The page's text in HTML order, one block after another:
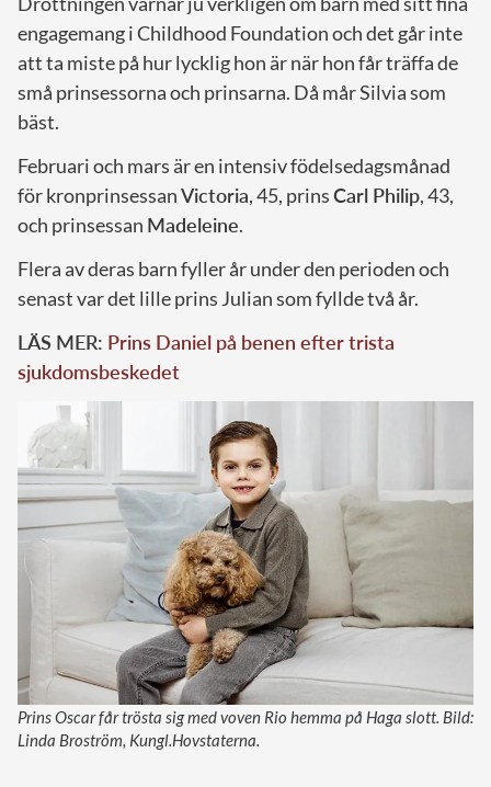
engagemang i Childhood Foundation och det går inte
att ta miste på hur lycklig hon är när hon får träffa de
små prinsessorna och prinsarna. Då mår Silvia som
bäst.
Februari och mars är en intensiv födelsedagsmånad
för kronprinsessanVictoria, 45, prinsCarl Philip, 43,
och prinsessan Madeleine.
Flera av deras barn fyller år under den perioden och
senast var det lille prins Julian som fyllde två år.
LÄS MER: Prins Daniel på benen efter trista
sjukdomsbeskedet
Prins Oscar får trösta sig med voven Rio hemma på Haga slott. Bild:
Linda Broström, Kungl.Hovstaterna.